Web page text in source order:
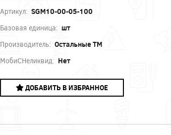
Артикул: SGM10-00-05-100
Базовая единица: шт
Производитель: Остальные ТМ
МобиСНеликвид: Нет
ДОБАВИТЬ В ИЗБРАННОЕ